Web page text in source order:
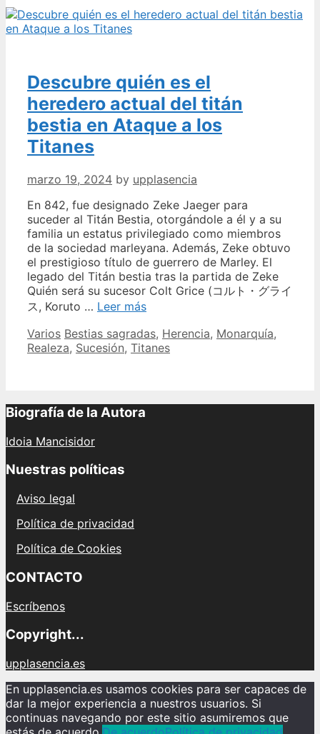
sobre
el
Descubre quién es el
heredero actual del titán
bestia en Ataque a los
Titanes
marzo 19, 2024 by upplasencia
En 842, fue designado Zeke Jaeger para
suceder al Titán Bestia, otorgándole a él y a su
familia un estatus privilegiado como miembros
de la sociedad marleyana. Además, Zeke obtuvo
el prestigioso título de guerrero de Marley. El
legado del Titán bestia tras la partida de Zeke
Quién será su sucesor Colt Grice (コルト・グライ
ス, Koruto … Leer másDescubre
es
el
titán
Categories
Varios Tags
Bestias sagradas, Herencia, Monarquía,
Realeza, Sucesión, Titanes
Biografía de la Autora
Idoia Mancisidor
Nuestras políticas
Aviso legal
Política de privacidad
Política de Cookies
CONTACTO
Escríbenos
Copyright...
upplasencia.es
En upplasencia.es usamos cookies para ser capaces de
dar la mejor experiencia a nuestros usuarios. Si
continuas navegando por este sitio asumiremos que